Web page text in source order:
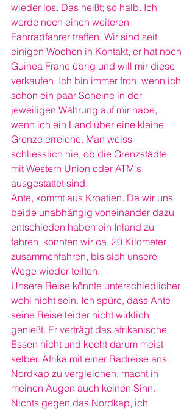
wieder los. Das heißt; so halb. Ich
werde noch einen weiteren
Fahrradfahrer treffen. Wir sind seit
einigen Wochen in Kontakt, er hat noch
Guinea Franc übrig und will mir diese
verkaufen. Ich bin immer froh, wenn ich
schon ein paar Scheine in der
jeweiligen Währung auf mir habe,
wenn ich ein Land über eine kleine
Grenze erreiche. Man weiss
schliesslich nie, ob die Grenzstädte
mit Western Union oder ATM's
ausgestattet sind.
Ante, kommt aus Kroatien. Da wir uns
beide unabhängig voneinander dazu
entschieden haben ein Inland zu
fahren, konnten wir ca. 20 Kilometer
zusammenfahren, bis sich unsere
Wege wieder teilten.
Unsere Reise könnte unterschiedlicher
wohl nicht sein. Ich spüre, dass Ante
seine Reise leider nicht wirklich
genießt. Er verträgt das afrikanische
Essen nicht und kocht darum meist
selber. Afrika mit einer Radreise ans
Nordkap zu vergleichen, macht in
meinen Augen auch keinen Sinn.
Nichts gegen das Nordkap, ich